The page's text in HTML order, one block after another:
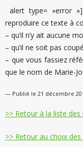
alert type= »error
reproduire ce texte à
– qu’il n’y ait aucune
– qu’il ne soit pas coupé
– que vous fassiez
que le nom de Marie-
— Publié le 21 décembre
>> Retour à la liste des
>> Retour au choix